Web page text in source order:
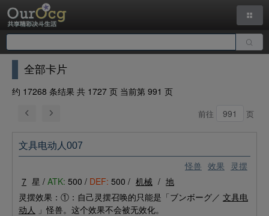
全部卡片
约 17268 条结果 共 1727 页 当前第 991 页
前往 页
怪兽 效果 灵摆
文具电动人007
7 星 / ATK: 500 / DEF: 500 / 机械 / 地
灵摆效果：①：自己灵摆召唤的只能是「ブンボーグ／ 文具电
动人 」怪兽。这个效果不会被无效化。